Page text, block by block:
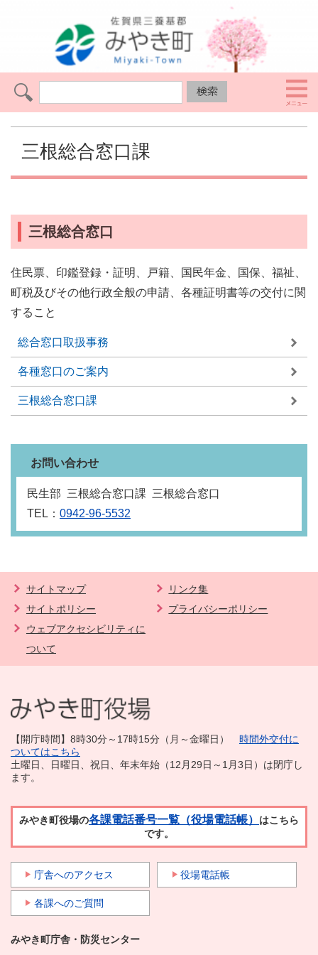
三根総合窓口課
三根総合窓口
住民票、印鑑登録・証明、戸籍、国民年金、国保、福祉、
町税及びその他行政全般の申請、各種証明書等の交付に関
すること
総合窓口取扱事務
各種窓口のご案内
三根総合窓口課
お問い合わせ
民生部 三根総合窓口課 三根総合窓口
TEL： 0942-96-5532
サイトマップ
リンク集
サイトポリシー
プライバシーポリシー
ウェブアクセシビリティに
ついて
【開庁時間】8時30分～17時15分（月～金曜日） 時間外交付に
ついてはこちら
土曜日、日曜日、祝日、年末年始（12月29日～1月3日）は閉庁し
ます。
みやき町役場の各課電話番号一覧（役場電話帳） はこちら
です。
庁舎へのアクセス 役場電話帳
各課へのご質問
みやき町庁舎・防災センター